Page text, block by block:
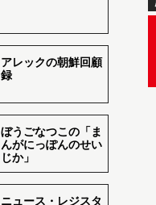
アレックの朝鮮回顧
録
ぼうごなつこの「ま
んがにっぽんのせい
じか」
ニュース・レジスタ